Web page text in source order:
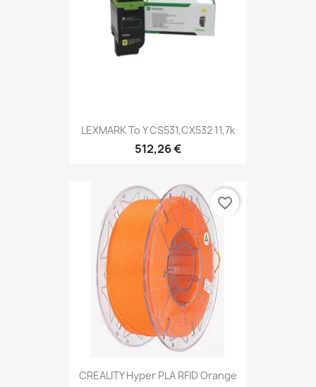
LEXMARK To Y CS531,CX532 11,7k
512,26 €
CREALITY Hyper PLA RFID Orange
favorite_border